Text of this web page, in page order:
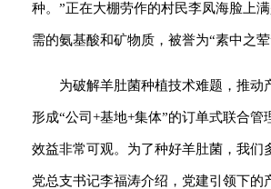
种。”正在大棚劳作的村民李凤海脸上
需的氨基酸和矿物质，被誉为“素中之
为破解羊肚菌种植技术难题，推
形成“公司+基地+集体”的订单式联合
效益非常可观。为了种好羊肚菌，我
党总支书记李福涛介绍，党建引领下